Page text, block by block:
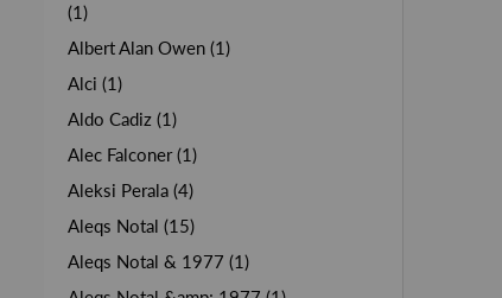
(1)
Albert Alan Owen (1)
Alci (1)
Aldo Cadiz (1)
Alec Falconer (1)
Aleksi Perala (4)
Aleqs Notal (15)
Aleqs Notal & 1977 (1)